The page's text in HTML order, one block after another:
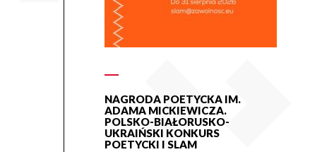
NAGRODA POETYCKA IM.
ADAMA MICKIEWICZA.
POLSKO-BIAŁORUSKO-
UKRAIŃSKI KONKURS
POETYCKI I SLAM